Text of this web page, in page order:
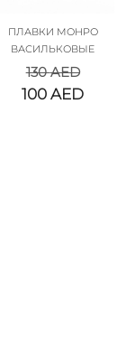
ПЛАВКИ МОНРО
ВАСИЛЬКОВЫЕ
130AED
100AED